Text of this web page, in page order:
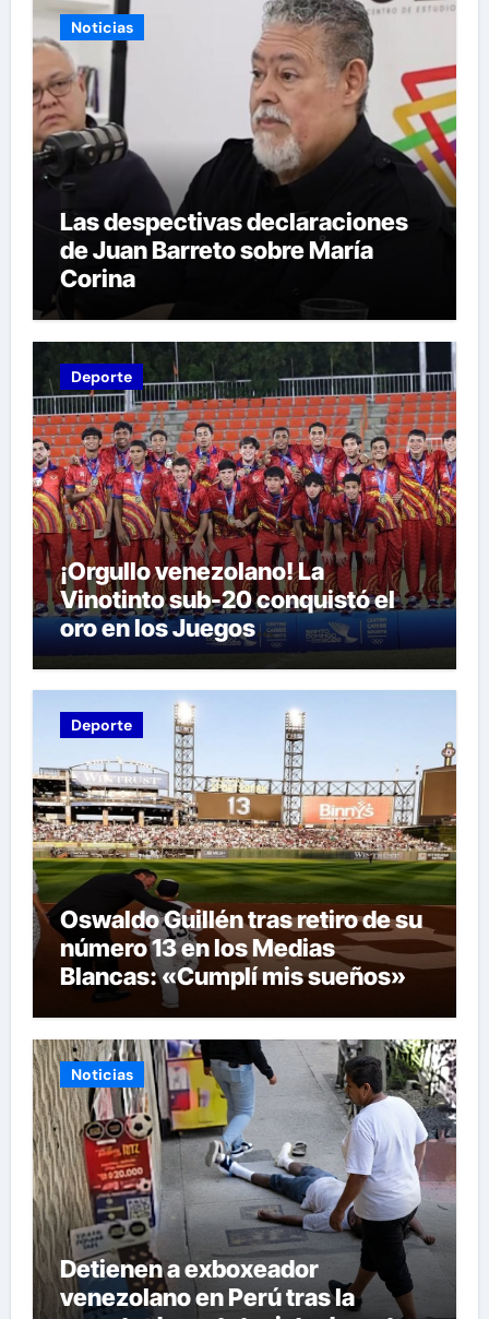
Noticias
Las despectivas declaraciones
de Juan Barreto sobre María
Corina
Deporte
¡Orgullo venezolano! La
Vinotinto sub-20 conquistó el
oro en los Juegos
Centroamericanos y del Caribe
tras unos dramáticos penales
Deporte
Oswaldo Guillén tras retiro de su
número 13 en los Medias
Blancas: «Cumplí mis sueños»
Noticias
Detienen a exboxeador
venezolano en Perú tras la